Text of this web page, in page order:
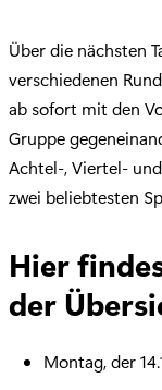
Über die nächsten
verschiedenen
ab sofort mit den
Gruppe
Achtel-, Viertel-
zwei beliebtesten
Hier
der
Montag, der